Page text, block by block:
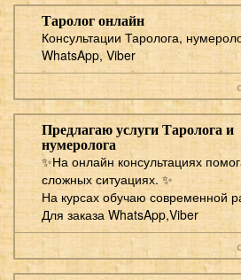
Таролог онлайн
Консультации Таролога,
WhatsApp, Viber
Предлагаю услуги Таролога и
нумеролога
✨На онлайн консультациях
сложных ситуациях. ✨
На курсах обучаю современной
Для заказа WhatsApp,Viber